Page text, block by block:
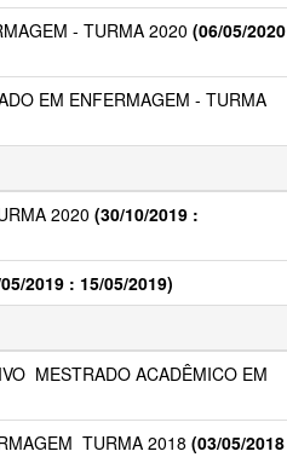
- TURMA 2020 (06/05/2020
EM ENFERMAGEM - TURMA
2020 (30/10/2019 :
2019 : 15/05/2019)
 MESTRADO ACADÊMICO EM
 TURMA 2018 (03/05/2018